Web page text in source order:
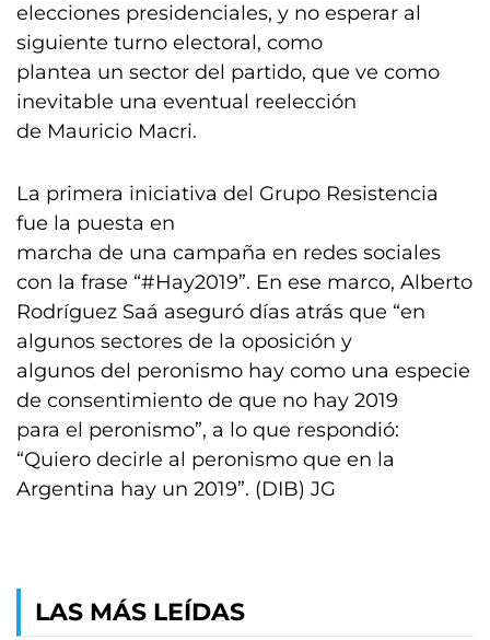
elecciones presidenciales, y no esperar al
siguiente turno electoral, como
plantea un sector del partido, que ve como
inevitable una eventual reelección
de Mauricio Macri.
La primera iniciativa del Grupo Resistencia
fue la puesta en
marcha de una campaña en redes sociales
con la frase “#Hay2019”. En ese marco, Alberto
Rodríguez Saá aseguró días atrás que “en
algunos sectores de la oposición y
algunos del peronismo hay como una especie
de consentimiento de que no hay 2019
para el peronismo”, a lo que respondió:
“Quiero decirle al peronismo que en la
Argentina hay un 2019”. (DIB) JG
LAS MÁS LEÍDAS